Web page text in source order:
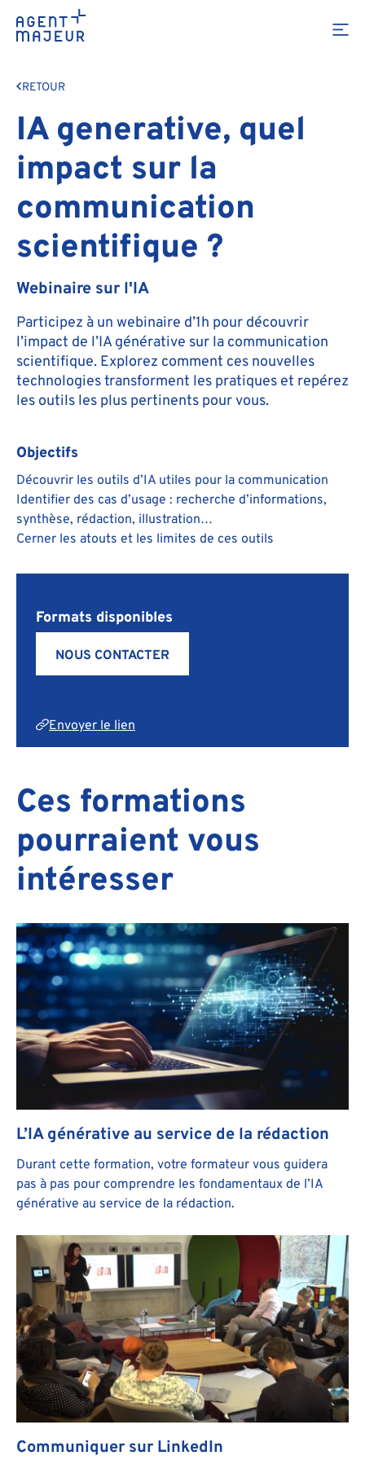
RETOUR
IA generative, quel
impact sur la
communication
scientifique ?
Webinaire sur l'IA
Participez à un webinaire d’1h pour découvrir
l’impact de l’IA générative sur la communication
scientifique. Explorez comment ces nouvelles
technologies transforment les pratiques et repérez
les outils les plus pertinents pour vous.
Objectifs
Découvrir les outils d’IA utiles pour la communication
Identifier des cas d’usage : recherche d’informations,
synthèse, rédaction, illustration…
Cerner les atouts et les limites de ces outils
Formats disponibles
NOUS CONTACTER
Envoyer le lien
Ces formations
pourraient vous
intéresser
L’IA générative au service de la rédaction
Durant cette formation, votre formateur vous guidera
pas à pas pour comprendre les fondamentaux de l’IA
générative au service de la rédaction.
Communiquer sur LinkedIn